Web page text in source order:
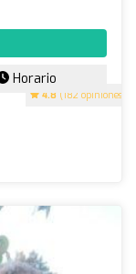
4.8 (182 opiniones)
Horario